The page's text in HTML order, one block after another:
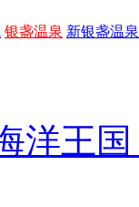
银盏温泉 新银盏温泉
洋王